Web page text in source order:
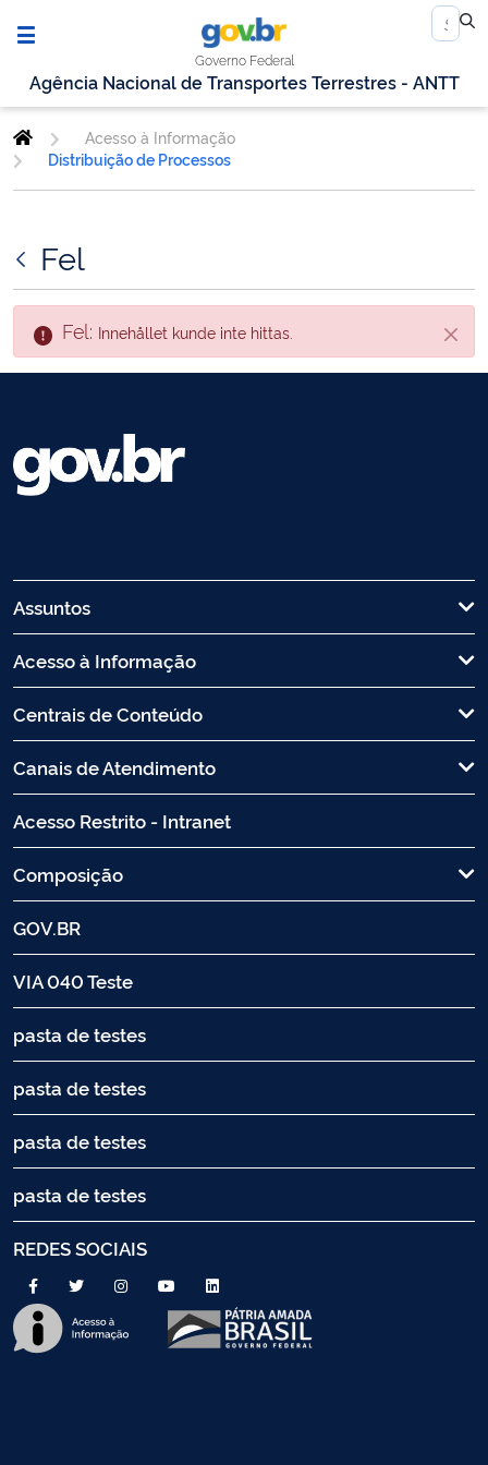
Governo Federal
Agência Nacional de Transportes Terrestres - ANTT
Acesso à Informação
Distribuição de Processos
Fel
Stäng
Fel: Innehållet kunde inte hittas.
Assuntos
Acesso à Informação
Centrais de Conteúdo
Canais de Atendimento
Acesso Restrito - Intranet
Composição
GOV.BR
VIA 040 Teste
pasta de testes
pasta de testes
pasta de testes
pasta de testes
REDES SOCIAIS